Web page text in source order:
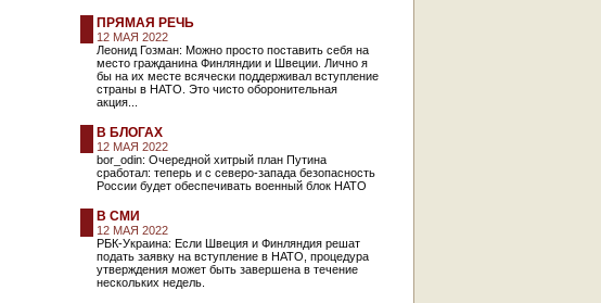
ПРЯМАЯ РЕЧЬ
12 МАЯ 2022
Леонид Гозман: Можно просто поставить себя на
место гражданина Финляндии и Швеции. Лично я
бы на их месте всячески поддерживал вступление
страны в НАТО. Это чисто оборонительная
акция...
В БЛОГАХ
12 МАЯ 2022
bor_odin: Очередной хитрый план Путина
сработал: теперь и с северо-запада безопасность
России будет обеспечивать военный блок НАТО
В СМИ
12 МАЯ 2022
РБК-Украина: Если Швеция и Финляндия решат
подать заявку на вступление в НАТО, процедура
утверждения может быть завершена в течение
нескольких недель.